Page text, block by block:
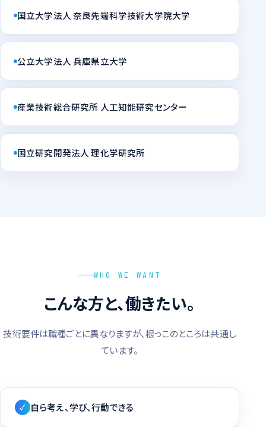
国立大学法人 奈良先端科学技術大学院大学
公立大学法人 兵庫県立大学
産業技術総合研究所 人工知能研究センター
国立研究開発法人 理化学研究所
WHO WE WANT
こんな方と、働きたい。
技術要件は職種ごとに異なりますが、根っこのところは共通し
ています。
✓ 自ら考え、学び、行動できる